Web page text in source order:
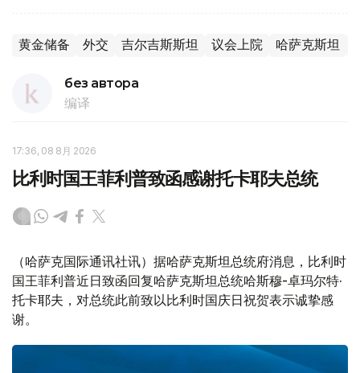
黄金储备 外交 吉尔吉斯斯坦 议会上院 哈萨克斯坦
без автора
编译
17:36, 08 8月 2026
比利时国王菲利普致函感谢托卡耶夫总统
（哈萨克国际通讯社讯）据哈萨克斯坦总统府消息，比利时
国王菲利普近日致函回复哈萨克斯坦总统哈斯穆-卓玛尔特·
托卡耶夫，对总统此前致以比利时国庆日祝贺表示诚挚感
谢。